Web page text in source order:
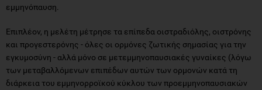
εμμηνόπαυση.
Επιπλέον, η μελέτη μέτρησε τα επίπεδα οιστραδιόλης, οιστρόνης
και προγεστερόνης - όλες οι ορμόνες ζωτικής σημασίας για την
εγκυμοσύνη - αλλά μόνο σε μετεμμηνοπαυσιακές γυναίκες (λόγω
των μεταβαλλόμενων επιπέδων αυτών των ορμονών κατά τη
διάρκεια του εμμηνορροϊκού κύκλου των προεμμηνοπαυσιακών